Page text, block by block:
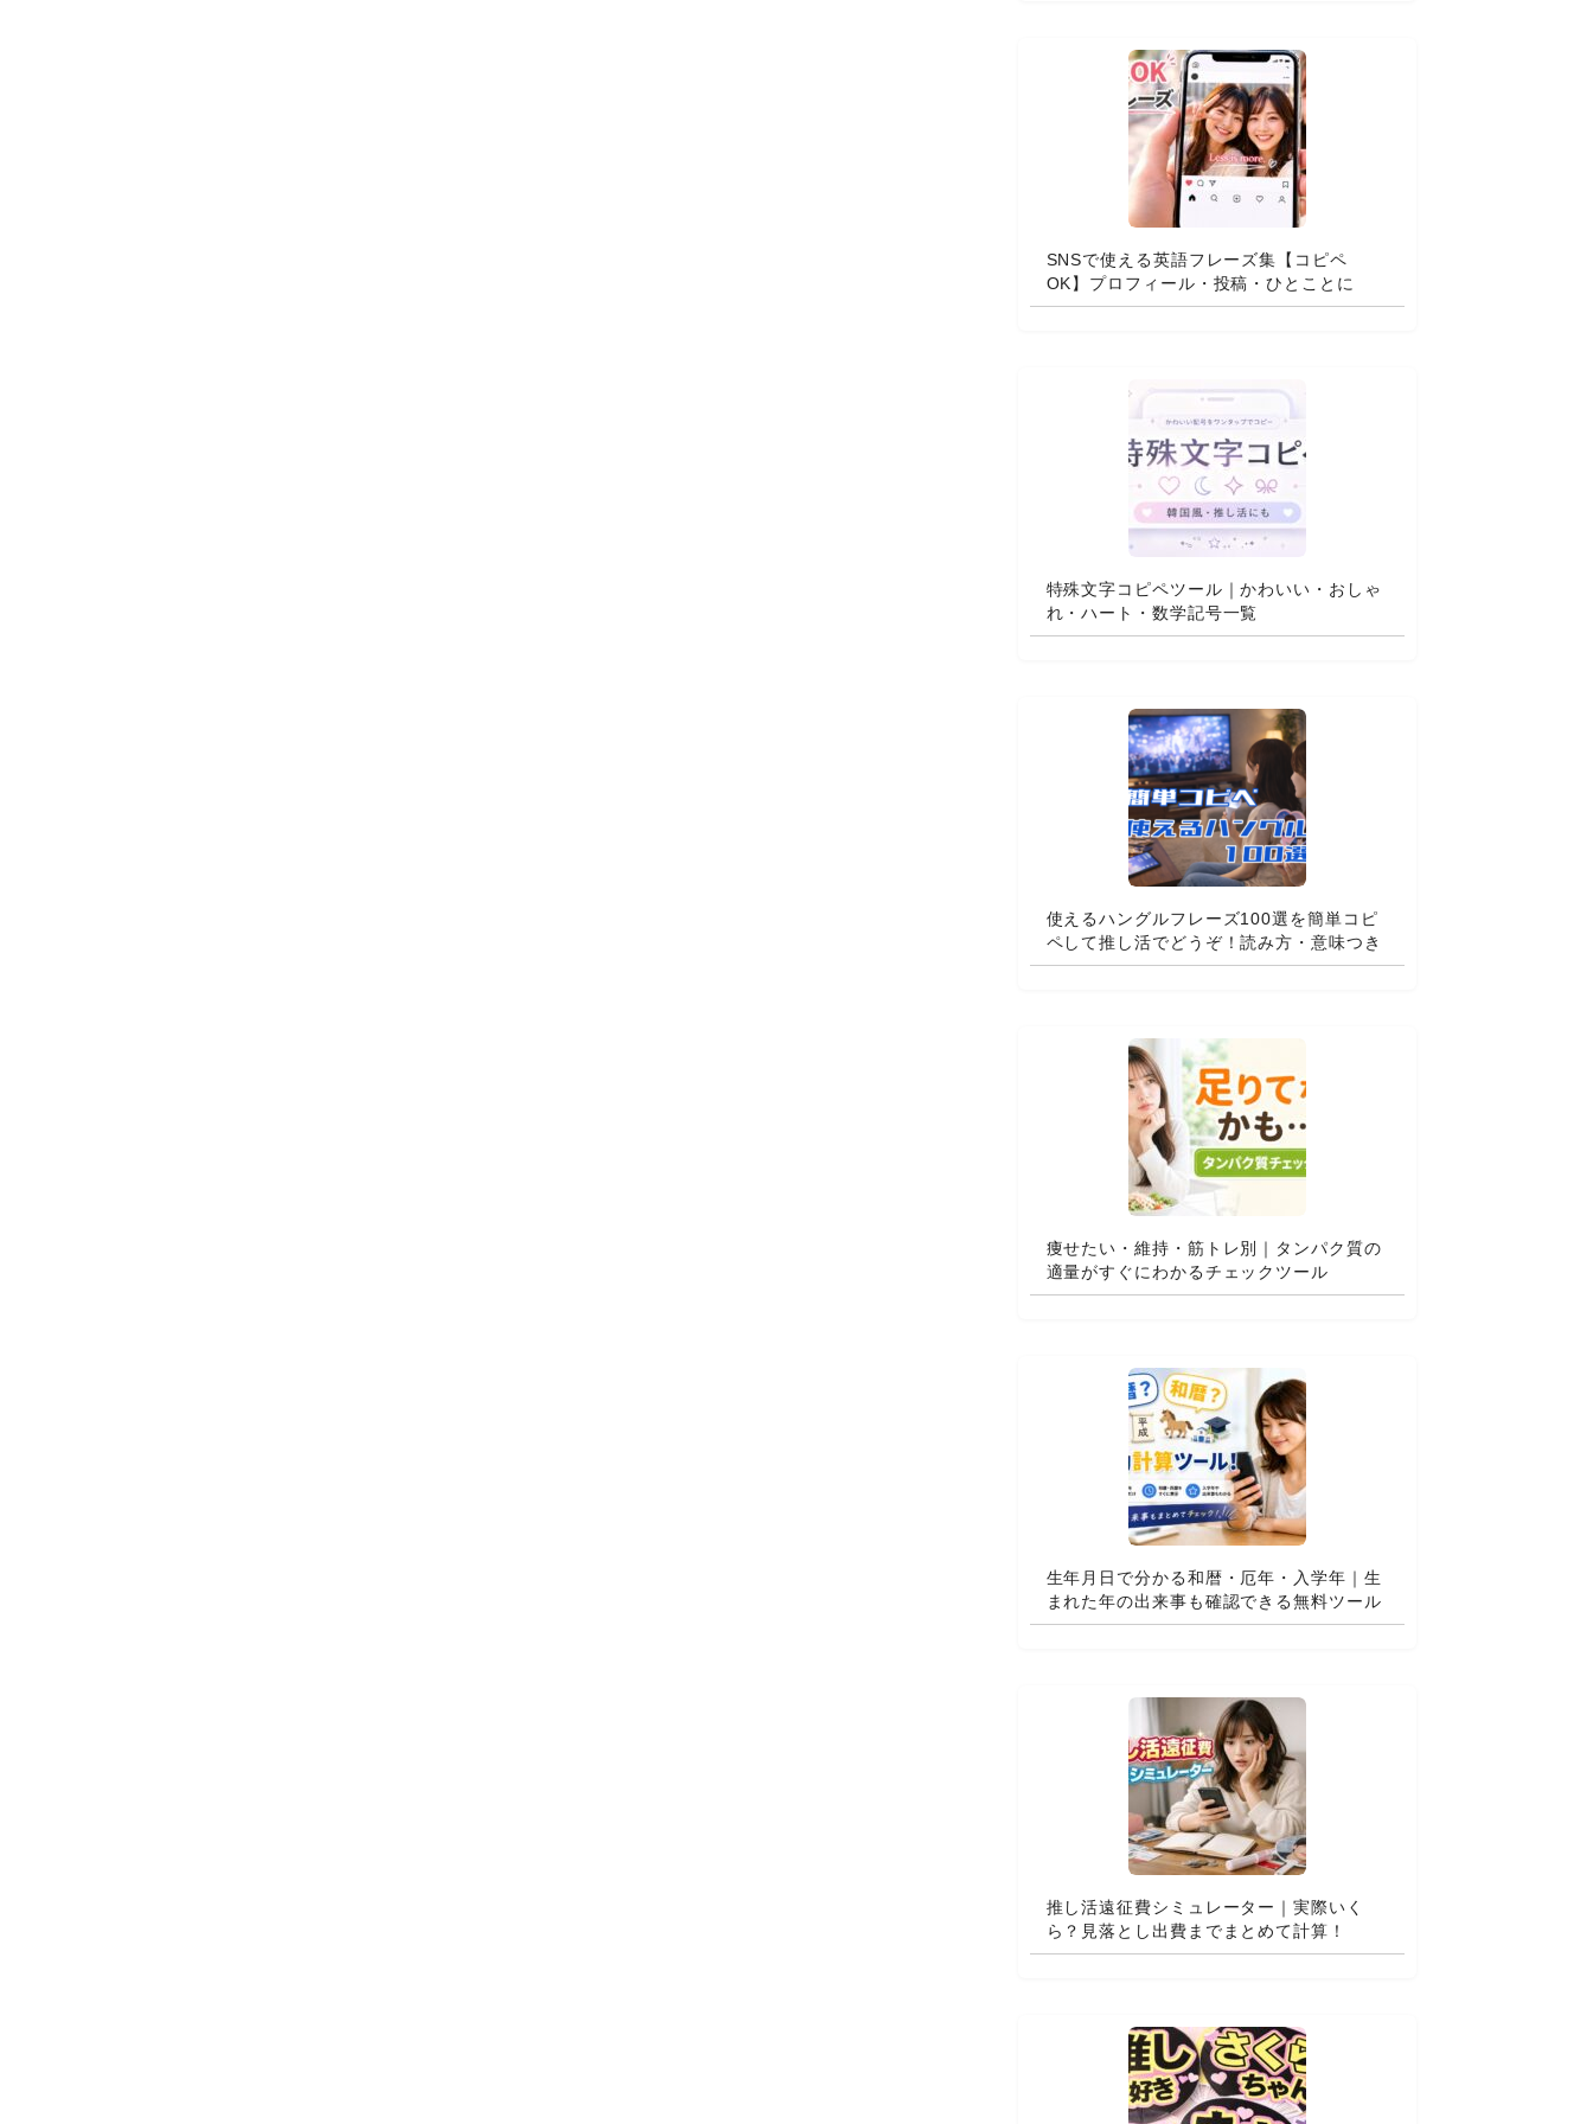
SNSで使える英語フレーズ集【コピペ
OK】プロフィール・投稿・ひとことに
特殊文字コピペツール｜かわいい・おしゃ
れ・ハート・数学記号一覧
使えるハングルフレーズ100選を簡単コピ
ペして推し活でどうぞ！読み方・意味つき
痩せたい・維持・筋トレ別｜タンパク質の
適量がすぐにわかるチェックツール
生年月日で分かる和暦・厄年・入学年｜生
まれた年の出来事も確認できる無料ツール
推し活遠征費シミュレーター｜実際いく
ら？見落とし出費までまとめて計算！